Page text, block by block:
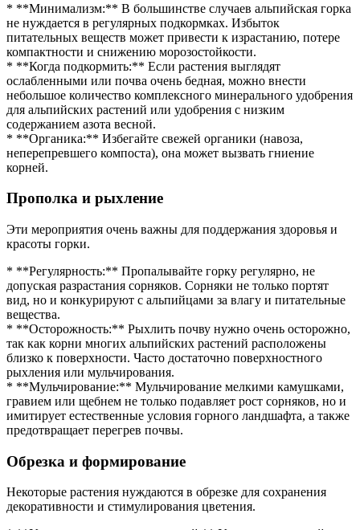
* **Минимализм:** В большинстве случаев альпийская горка
не нуждается в регулярных подкормках. Избыток
питательных веществ может привести к израстанию, потере
компактности и снижению морозостойкости.
* **Когда подкормить:** Если растения выглядят
ослабленными или почва очень бедная, можно внести
небольшое количество комплексного минерального удобрения
для альпийских растений или удобрения с низким
содержанием азота весной.
* **Органика:** Избегайте свежей органики (навоза,
неперепревшего компоста), она может вызвать гниение
корней.
Прополка и рыхление
Эти мероприятия очень важны для поддержания здоровья и
красоты горки.
* **Регулярность:** Пропалывайте горку регулярно, не
допуская разрастания сорняков. Сорняки не только портят
вид, но и конкурируют с альпийцами за влагу и питательные
вещества.
* **Осторожность:** Рыхлить почву нужно очень осторожно,
так как корни многих альпийских растений расположены
близко к поверхности. Часто достаточно поверхностного
рыхления или мульчирования.
* **Мульчирование:** Мульчирование мелкими камушками,
гравием или щебнем не только подавляет рост сорняков, но и
имитирует естественные условия горного ландшафта, а также
предотвращает перегрев почвы.
Обрезка и формирование
Некоторые растения нуждаются в обрезке для сохранения
декоративности и стимулирования цветения.